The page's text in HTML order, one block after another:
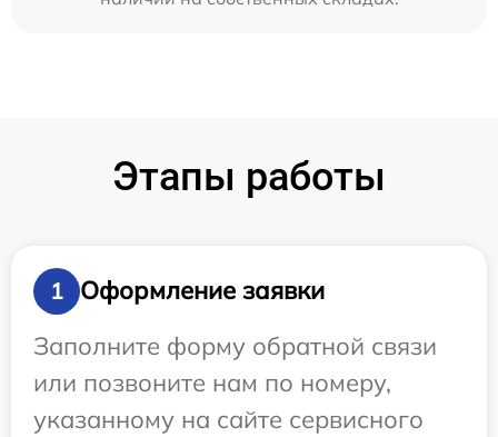
Этапы работы
1
Оформление заявки
Заполните форму обратной связи
или позвоните нам по номеру,
указанному на сайте сервисного